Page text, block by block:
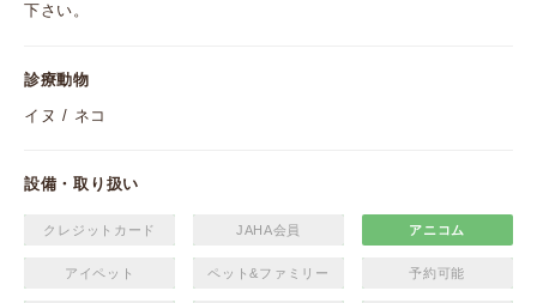
下さい。
診療動物
イヌ / ネコ
設備・取り扱い
クレジットカード JAHA会員 アニコム
アイペット ペット&ファミリー 予約可能